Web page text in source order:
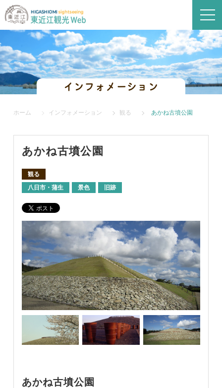
インフォメーション
ホーム インフォメーション 観る あかね古墳公園
あかね古墳公園
観る
八日市・蒲生
景色 旧跡
あかね古墳公園